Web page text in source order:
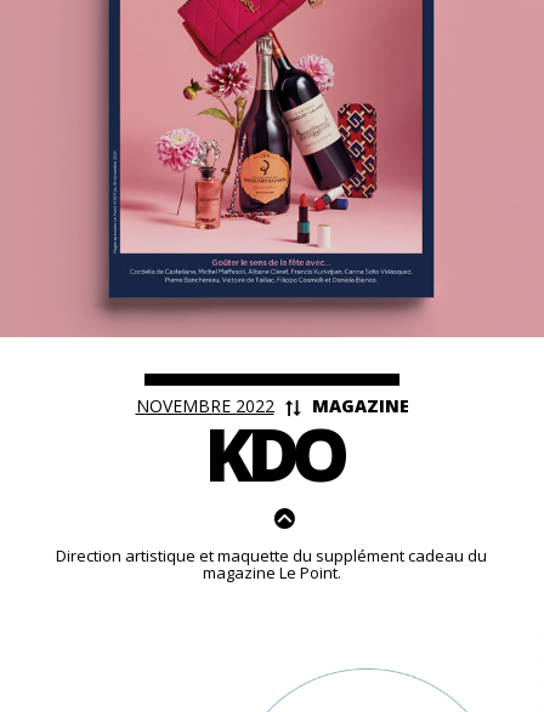
NOVEMBRE 2022 < MAGAZINE
KDO
Direction artistique et maquette du supplément cadeau du
magazine Le Point.